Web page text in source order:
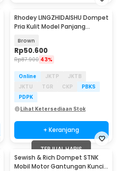
Rhodey LINGZHIDAISHU Dompet
Pria Kulit Model Panjang
Brown
Rp50.600
Rp87.900 43%
Online JKTP
JKTB
JKTU
TGR CKP
PBKS
PDPK
Lihat Ketersediaan Stok
+ Keranjang
TERJUAL HABIS
Sewish & Rich Dompet STNK
Mobil Motor Gantungan Kunci